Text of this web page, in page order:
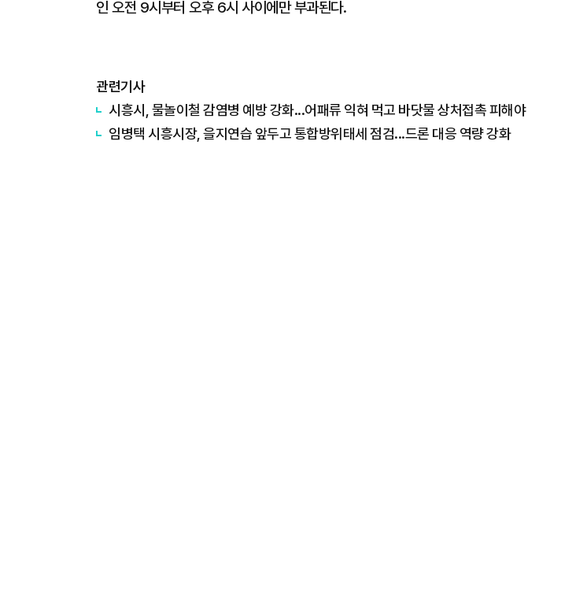
인 오전 9시부터 오후 6시 사이에만 부과된다.
관련기사
시흥시, 물놀이철 감염병 예방 강화...어패류 익혀 먹고 바닷물 상처접촉 피해야
임병택 시흥시장, 을지연습 앞두고 통합방위태세 점검...드론 대응 역량 강화